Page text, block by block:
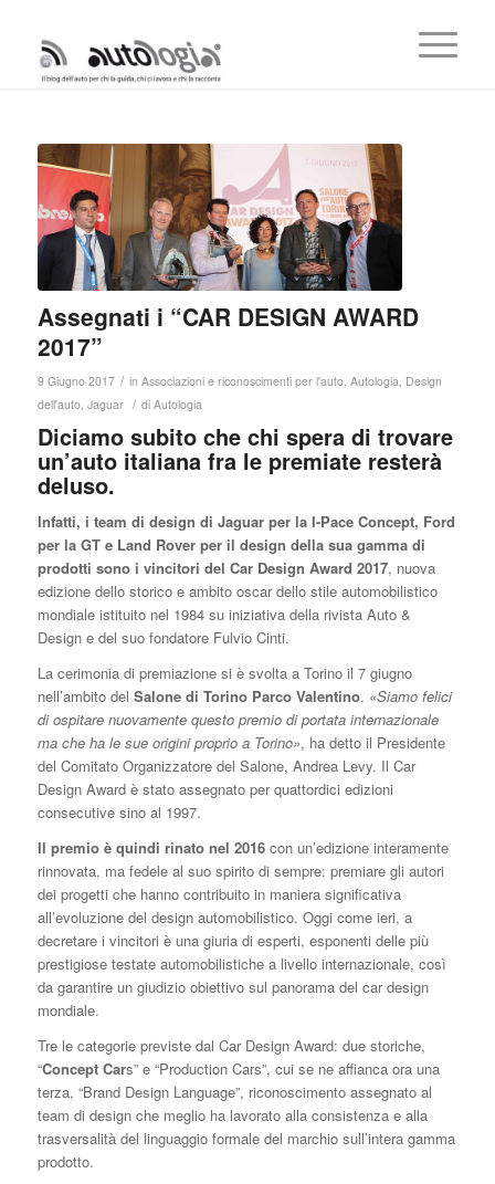
Assegnati i “CAR DESIGN AWARD
2017”
9 Giugno 2017 / in Associazioni e riconoscimenti per l'auto, Autologia Design
dell'auto, Jaguar / di Autologia
Diciamo subito che chi spera di trovare
un’auto italiana fra le premiate resterà
deluso.
Infatti, i team di design di Jaguar per la I-Pace Concept, Ford
per la GT e Land Rover per il design della sua gamma di
prodotti sono i vincitori del Car Design Award 2017, nuova
edizione dello storico e ambito oscar dello stile automobilistico
mondiale istituito nel 1984 su iniziativa della rivista Auto &
Design e del suo fondatore Fulvio Cinti.
La cerimonia di premiazione si è svolta a Torino il 7 giugno
nell’ambito del Salone di Torino Parco Valentino. «Siamo felici
di ospitare nuovamente questo premio di portata internazionale
ma che ha le sue origini proprio a Torino», ha detto il Presidente
del Comitato Organizzatore del Salone, Andrea Levy. Il Car
Design Award è stato assegnato per quattordici edizioni
consecutive sino al 1997.
Il premio è quindi rinato nel 2016con un’edizione interamente
rinnovata, ma fedele al suo spirito di sempre: premiare gli autori
dei progetti che hanno contribuito in maniera significativa
all’evoluzione del design automobilistico. Oggi come ieri, a
decretare i vincitori è una giuria di esperti, esponenti delle più
prestigiose testate automobilistiche a livello internazionale, così
da garantire un giudizio obiettivo sul panorama del car design
mondiale.
Tre le categorie previste dal Car Design Award: due storiche,
“Concept Cars” e “Production Cars”, cui se ne affianca ora una
terza, “Brand Design Language”, riconoscimento assegnato al
team di design che meglio ha lavorato alla consistenza e alla
trasversalità del linguaggio formale del marchio sull’intera gamma
prodotto.